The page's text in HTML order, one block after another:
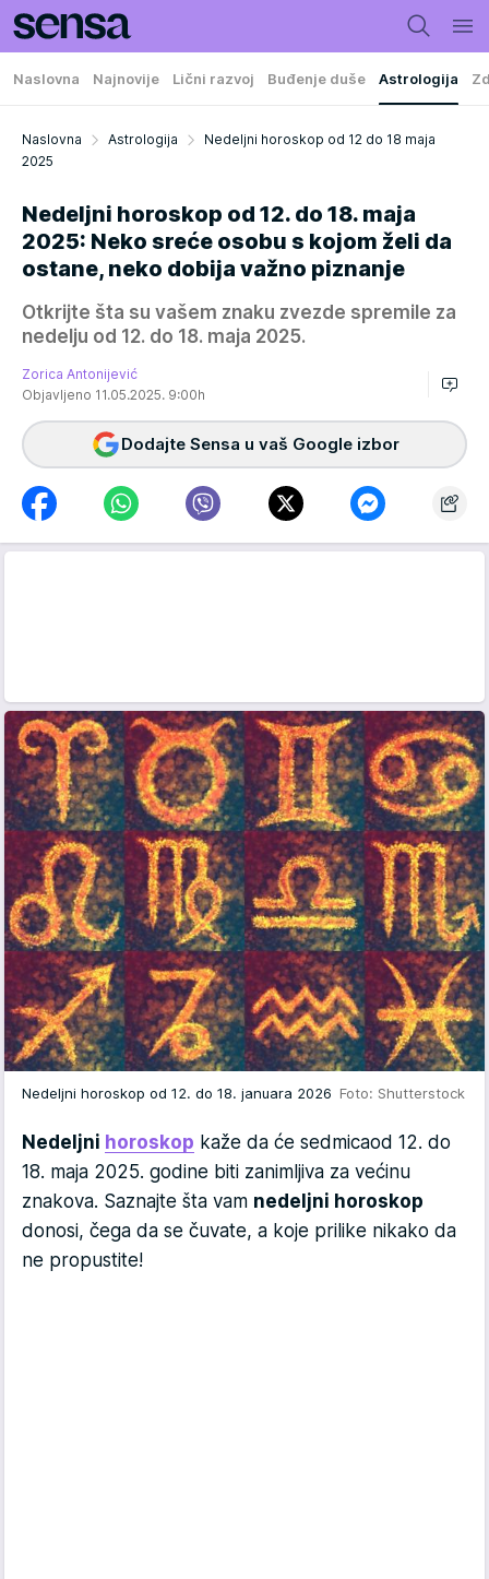
Naslovna Najnovije Lični razvoj Buđenje duše Astrologija
Naslovna Astrologija
Nedeljni horoskop od 12 do 18 maja
2025
Nedeljni horoskop od 12. do 18. maja
2025: Neko sreće osobu s kojom želi da
ostane, neko dobija važno piznanje
Otkrijte šta su vašem znaku zvezde spremile za
nedelju od 12. do 18. maja 2025.
Zorica Antonijević
Objavljeno 11.05.2025. 9:00h
Dodajte Sensa u vaš Google izbor
Nedeljni horoskop od 12. do 18. januara 2026 Foto: Shutterstock
Nedeljni horoskop kaže da će sedmicaod 12. do
18. maja 2025. godine biti zanimljiva za većinu
znakova. Saznajte šta vam nedeljni horoskop
donosi, čega da se čuvate, a koje prilike nikako da
ne propustite!